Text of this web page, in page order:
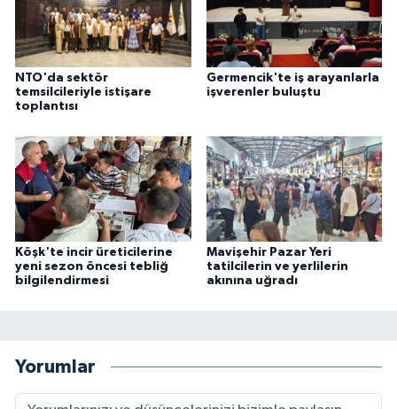
NTO'da sektör
temsilcileriyle istişare
toplantısı
Germencik'te iş arayanlarla
işverenler buluştu
Köşk'te incir üreticilerine
yeni sezon öncesi tebliğ
bilgilendirmesi
Mavişehir Pazar Yeri
tatilcilerin ve yerlilerin
akınına uğradı
Yorumlar